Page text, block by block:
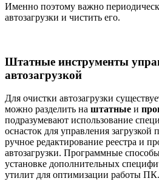
Именно поэтому важно
автозагрузки и чистить его.
Штатные инструменты
автозагрузкой
Для очистки автозагрузки
можно разделить на штатные и
подразумевают использование
оснасток для управления
ручное редактирование реестра и
автозагрузки. Программные
установке дополнительных
утилит для оптимизации работы ПК.